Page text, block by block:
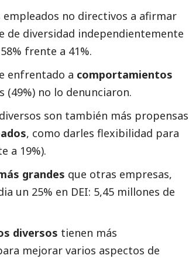
no directivos a afirmar
de diversidad independientemente
frente a 41%.
enfrentado a comportamientos
(49%) no lo denunciaron.
son también más propensas
, como darles flexibilidad para
a 19%).
grandes que otras empresas,
un 25% en DEI: 5,45 millones de
diversos tienen más
mejorar varios aspectos de